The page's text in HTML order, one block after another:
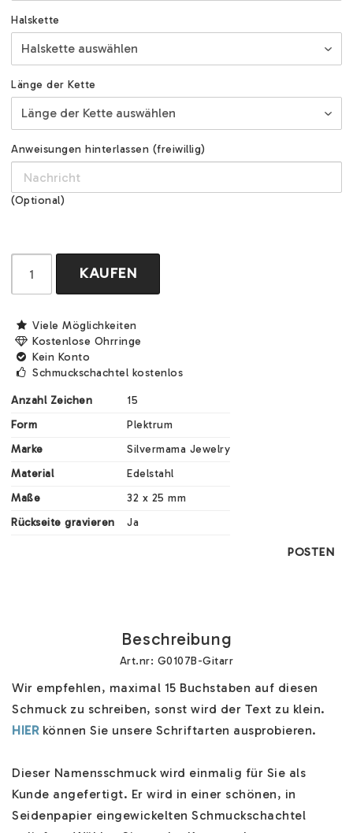
Halskette
Länge der Kette
Anweisungen hinterlassen (freiwillig)
(Optional)
KAUFEN
Viele Möglichkeiten
Kostenlose Ohrringe
Kein Konto
Schmuckschachtel kostenlos
Anzahl Zeichen
15
Form
Plektrum
Marke
Silvermama Jewelry
Material
Edelstahl
Maße
32 x 25 mm
Rückseite gravieren
Ja
POSTEN
Beschreibung
Art.nr: G0107B-Gitarr
Wir empfehlen, maximal 15 Buchstaben auf diesen
HIER können Sie unsere Schriftarten ausprobieren.
Dieser Namensschmuck wird einmalig für Sie als
Kunde angefertigt. Er wird in einer schönen, in
Seidenpapier eingewickelten Schmuckschachtel